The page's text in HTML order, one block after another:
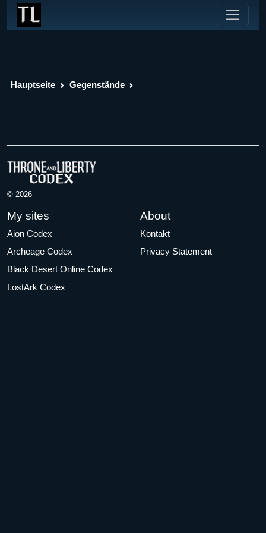
Hauptseite Gegenstände
© 2026
My sites
Aion Codex
Archeage Codex
Black Desert Online Codex
LostArk Codex
About
Kontakt
Privacy Statement